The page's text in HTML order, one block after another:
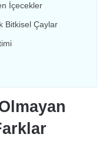
İçecekler
Bitkisel Çaylar